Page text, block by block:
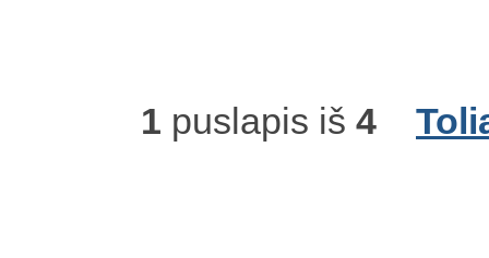
1 puslapis iš 4